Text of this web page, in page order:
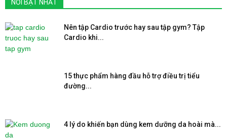
NỔI BẬT NHẤT
Nên tập Cardio trước hay sau tập gym? Tập
Cardio khi...
15 thực phẩm hàng đầu hỗ trợ điều trị tiểu
đường...
4 lý do khiến bạn dùng kem dưỡng da hoài mà...